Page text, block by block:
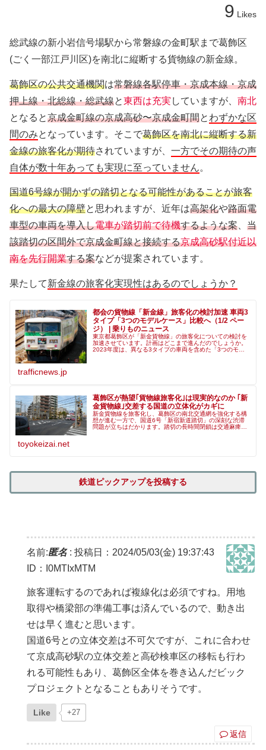
9 Likes
総武線の新小岩信号場駅から常磐線の金町駅まで葛飾区
(ごく一部江戸川区)を南北に縦断する貨物線の新金線。
葛飾区の公共交通機関は常磐線各駅停車・京成本線・京成
押上線・北総線・総武線と東西は充実 していますが、 南北
となると京成金町線の京成高砂〜京成金町間と わずかな区
間のみとなっています。そこで葛飾区を南北に縦断する新
金線の旅客化が期待されていますが、 一方でその期待の声
自体が数十年あっても実現に至っていません。
国道6号線が開かずの踏切となる可能性があることが旅客
化への最大の障壁と思われますが、近年は高架化や路面電
車型の車両を導入し電車が踏切前で待機するような案
当
該踏切の区間外で京成金町線と接続する京成高砂駅付近以
南を先行開業する案などが提案されています。
果たして新金線の旅客化実現性はあるのでしょうか？
都会の貨物線「新金線」旅客化の検討加速 車両3
タイプ「3つのモデルケース」比較へ（1/2 ペー
ジ） | 乗りものニュース
東京都葛飾区が「新金貨物線」の旅客化についての検討を
加速させています。計画はどこまで進んだのでしょうか。
2023年度は、異なる3タイプの車両を含めた「3つのモデ
trafficnews.jp
葛飾区が熱望｢貨物線旅客化｣は現実的なのか ｢新
金貨物線｣交差する国道の立体化がカギに
新金貨物線を旅客化し、葛飾区の南北交通網を強化する構
想が進む一方で、国道6号「新宿新道踏切」の深刻な渋滞
問題が立ちはだかります。踏切の長時間閉鎖は交通麻痺の
toyokeizai.net
鉄道ピックアップを投稿する
名前:匿名: 投稿日：2024/05/03(金) 19:37:43
ID：I0MTIxMTM
旅客運転するのであれば複線化は必須ですね。用地
取得や橋梁部の準備工事は済んでいるので、動き出
せは早く進むと思います。
国道6号との立体交差は不可欠ですが、これに合わせ
て京成高砂駅の立体交差と高砂検車区の移転も行わ
れる可能性もあり、葛飾区全体を巻き込んだビック
プロジェクトとなることもありそうです。
Like +27
返信